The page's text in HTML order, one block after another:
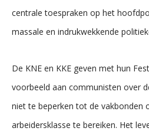
centrale toespraken op het
massale en indrukwekkende
De KNE en KKE geven met hun
voorbeeld aan communisten over
niet te beperken tot de vakbonden
arbeidersklasse te bereiken. Het